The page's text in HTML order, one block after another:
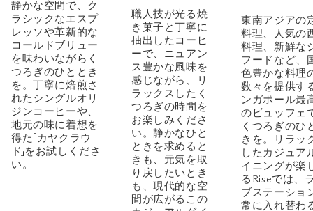
静かな空間で、ク
ラシックなエスプ
レッソや革新的な
コールドブリュー
を味わいながらく
つろぎのひととき
を。丁寧に焙煎さ
れたシングルオリ
ジンコーヒーや、
地元の味に着想を
得た「カヤクラウ
ド」をお試しくださ
い。
職人技が光る焼
き菓子と丁寧に
抽出したコーヒ
ーで、ニュアン
ス豊かな風味を
感じながら、リ
ラックスしたく
つろぎの時間を
お楽しみくださ
い。静かなひと
ときを求めると
きも、元気を取
り戻したいとき
も、現代的な空
間が広がるこの
東南アジアの
料理、人気の
料理、新鮮な
フードなど、
色豊かな料理
数々を提供す
ンガポール最
のビュッフェ
くつろぎのひ
きを。リラッ
したカジュア
イニングが楽
るRiseでは、
ブステーショ
常に入れ替わ